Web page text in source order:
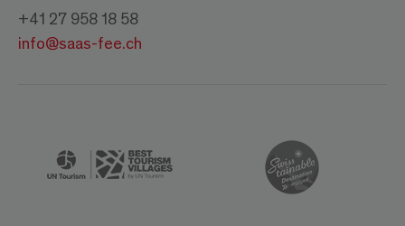
+41 27 958 18 58
info@saas-fee.ch